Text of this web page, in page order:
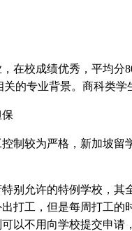
在校成绩优秀，平均分
的专业背景。商科类学
较为严格，新加坡留
允许的特例学校，其
打工，但是每周打工的
以不用向学校提交申请